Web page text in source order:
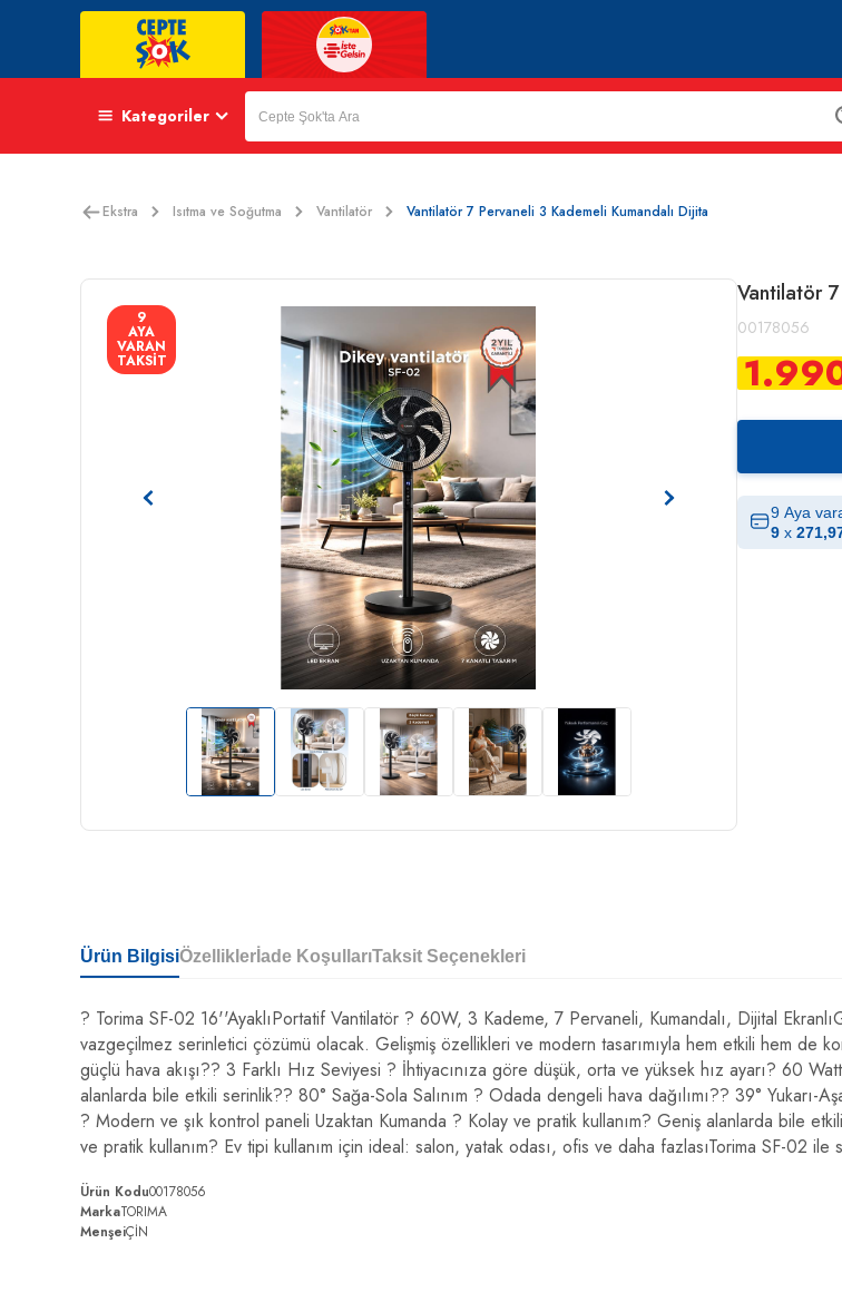
Kategoriler
Ekstra Isıtma ve Soğutma Vantilatör Vantilatör 7 Pervaneli 3 Kademeli Kumandalı Dijita
9
AYA
VARAN
TAKSİT
Vantilatör
00178056
9 Aya
9 x
Ürün BilgisiÖzellikler İade KoşullarıTaksit Seçenekleri
? Torima SF-02 16''AyaklıPortatif Vantilatör ? 60W, 3 Kademe, 7 Pervaneli, Kumandalı, Dijital
vazgeçilmez serinletici çözümü olacak. Gelişmiş özellikleri ve modern tasarımıyla hem etkili hem de
güçlü hava akışı?? 3 Farklı Hız Seviyesi ? İhtiyacınıza göre düşük, orta ve yüksek hız ayarı? 60
alanlarda bile etkili serinlik?? 80° Sağa-Sola Salınım ? Odada dengeli hava dağılımı?? 39° Yukarı-
? Modern ve şık kontrol paneli Uzaktan Kumanda ? Kolay ve pratik kullanım? Geniş alanlarda bile
ve pratik kullanım? Ev tipi kullanım için ideal: salon, yatak odası, ofis ve daha fazlasıTorima SF-02 ile
Ürün Kodu00178056
MarkaTORIMA
MenşeiÇİN